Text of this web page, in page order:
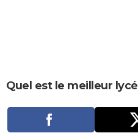
Dictionnaire
Biographies
Expressions
Proverbes
PROGRAMME TV
Quel est le meilleur